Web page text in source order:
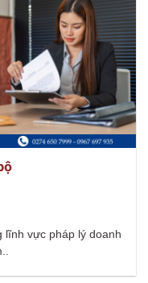
lĩnh vực pháp lý doanh